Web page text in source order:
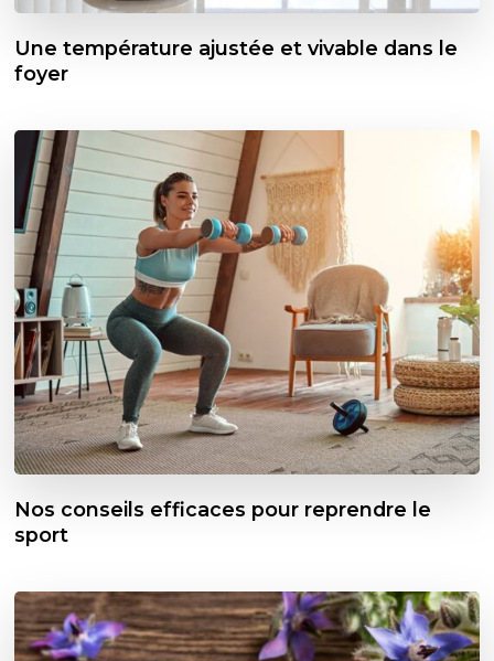
Une température ajustée et vivable dans le
foyer
Nos conseils efficaces pour reprendre le
sport